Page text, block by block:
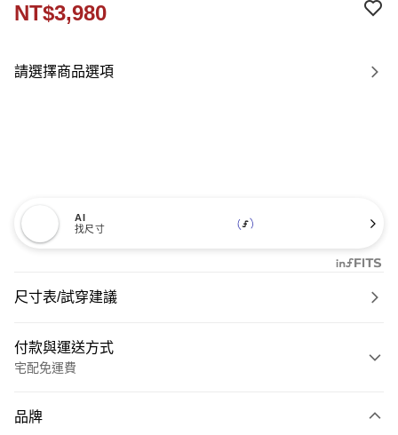
NT$3,980
請選擇商品選項
AI
找尺寸
尺寸表/試穿建議
付款與運送方式
宅配免運費
信用卡一次付款
品牌